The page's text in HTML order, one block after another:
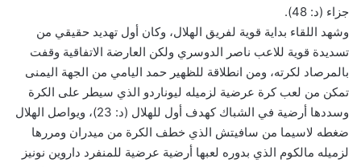
جزاء (د: 48).
وشهد اللقاء بداية قوية لفريق الهلال، وكان أول تهديد حقيقي من
تسديدة قوية للاعب ناصر الدوسري ولكن العارضة الاتفاقية وقفت
بالمرصاد لكرته، ومن انطلاقة للظهير حمد اليامي من الجهة اليمنى
تمكن من لعب كرة عرضية لزميله ليوناردو الذي سيطر على الكرة
وسددها أرضية في الشباك كهدف أول للهلال (د: 23)، ويواصل الهلال
ضغطه لاسيما من سافيتش الذي خطف الكرة من ميدران ومررها
لزميله مالكوم الذي بدوره لعبها أرضية عرضية للمنفرد داروين نونيز